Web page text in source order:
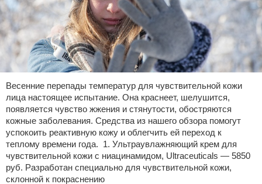
Весенние перепады температур для чувствительной кожи
лица настоящее испытание. Она краснеет, шелушится,
появляется чувство жжения и стянутости, обостряются
кожные заболевания. Средства из нашего обзора помогут
успокоить реактивную кожу и облегчить ей переход к
теплому времени года. 1. Ультраувлажняющий крем для
чувствительной кожи с ниацинамидом, Ultraсeuticals — 5850
руб. Разработан специально для чувствительной кожи,
склонной к покраснению